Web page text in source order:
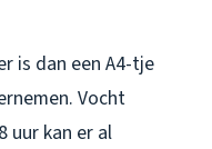
is dan een A4-tje
Vocht
uur kan er al